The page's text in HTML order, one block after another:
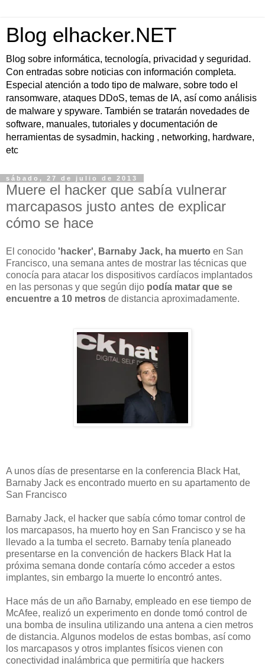
Blog elhacker.NET
Blog sobre informática, tecnología, privacidad y seguridad.
Con entradas sobre noticias con información completa.
Especial atención a todo tipo de malware, sobre todo el
ransomware, ataques DDoS, temas de IA, así como análisis
de malware y spyware. También se tratarán novedades de
software, manuales, tutoriales y documentación de
herramientas de sysadmin, hacking , networking, hardware,
etc
sábado, 27 de julio de 2013
Muere el hacker que sabía vulnerar
marcapasos justo antes de explicar
cómo se hace
El conocido 'hacker', Barnaby Jack, ha muerto en San
Francisco, una semana antes de mostrar las técnicas que
conocía para atacar los dispositivos cardíacos implantados
en las personas y que según dijo podía matar que se
encuentre a 10 metros de distancia aproximadamente.
A unos días de presentarse en la conferencia Black Hat,
Barnaby Jack es encontrado muerto en su apartamento de
San Francisco
Barnaby Jack, el hacker que sabía cómo tomar control de
los marcapasos, ha muerto hoy en San Francisco y se ha
llevado a la tumba el secreto. Barnaby tenía planeado
presentarse en la convención de hackers Black Hat la
próxima semana donde contaría cómo acceder a estos
implantes, sin embargo la muerte lo encontró antes.
Hace más de un año Barnaby, empleado en ese tiempo de
McAfee, realizó un experimento en donde tomó control de
una bomba de insulina utilizando una antena a cien metros
de distancia. Algunos modelos de estas bombas, así como
los marcapasos y otros implantes físicos vienen con
conectividad inalámbrica que permitiría que hackers